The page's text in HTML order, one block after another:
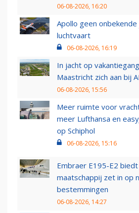
06-08-2026, 16:20
Apollo geen
luchtvaart
06-08-2026, 16:19
In jacht op
Maastricht zich aan bij
06-08-2026, 15:56
Meer ruimte voor
meer Lufthansa en
op Schiphol
06-08-2026, 15:16
Embraer E195-E2 biedt
maatschappij zet in op
bestemmingen
06-08-2026, 14:27